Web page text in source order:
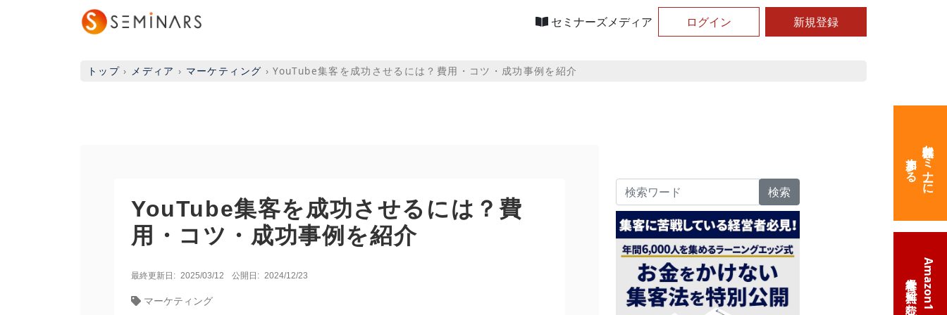
セミナーズメディア ログイン 新規登録
トップ › メディア › マーケティング ›YouTube集客を成功させるには？費用・コツ・成功事例を紹介
YouTube集客を成功させるには？費
用・コツ・成功事例を紹介
最終更新日: 2025/03/12 公開日: 2024/12/23
マーケティング
検索
無料体験セミナーに
参加する
Amazon1位の
経営本を無料で読む